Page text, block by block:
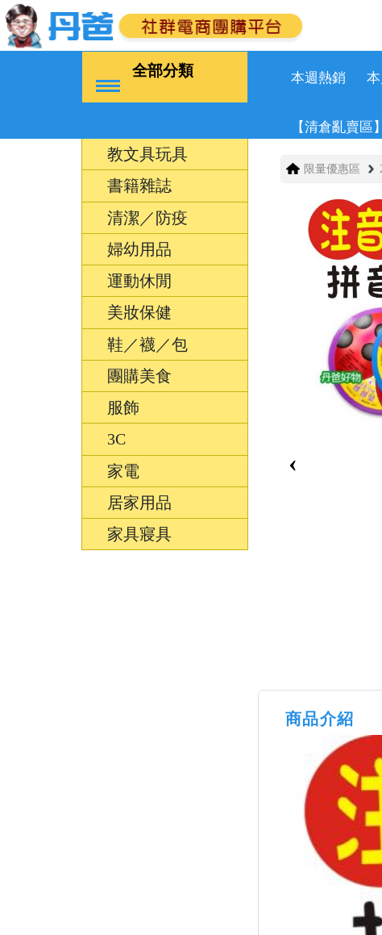
全部分類 本週熱銷
【清倉亂賣區】
教文具玩具
書籍雜誌
清潔／防疫
婦幼用品
運動休閒
美妝保健
鞋／襪／包
團購美食
服飾
3C
家電
居家用品
家具寢具
限量優惠區
‹
商品介紹